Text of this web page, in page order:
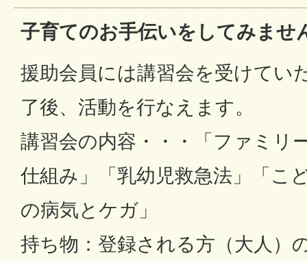
子育てのお手伝いをしてみませ
援助会員には講習会を受けてい
了後、活動を行なえます。
講習会の内容・・・「ファミリ
仕組み」「乳幼児救急法」「こ
の病気とケガ」
持ち物：登録される方（大人）